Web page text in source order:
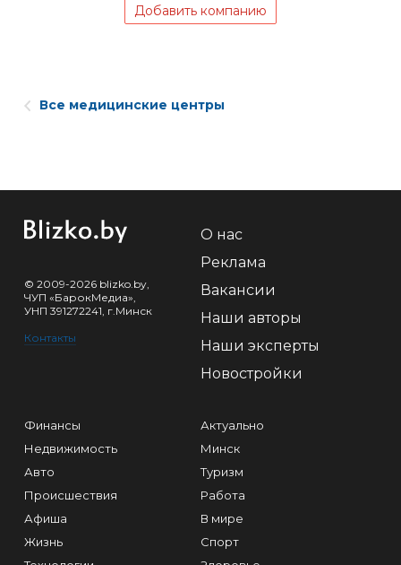
Добавить компанию
Все медицинские центры
© 2009-2026 blizko.by,
ЧУП «БарокМедиа»,
УНП 391272241, г.Минск
Контакты
О нас
Реклама
Вакансии
Наши авторы
Наши эксперты
Новостройки
Финансы
Недвижимость
Авто
Происшествия
Афиша
Жизнь
Актуально
Минск
Туризм
Работа
В мире
Спорт